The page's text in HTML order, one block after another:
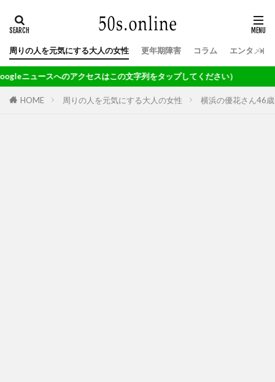
周りの人を元気にする大人の女性 更年期障害 コラム エンタメ
ップしてください）
HOME 周りの人を元気にする大人の女性 横浜の優花さん46